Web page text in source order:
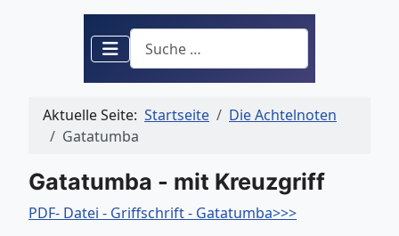
Suchen
Aktuelle Seite: Startseite
Die Achtelnoten
Gatatumba
Gatatumba - mit Kreuzgriff
PDF- Datei - Griffschrift - Gatatumba>>>